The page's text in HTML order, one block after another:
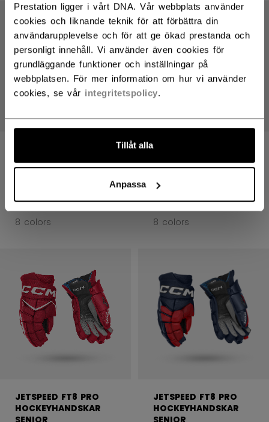
Prestation ligger i vårt DNA. Vår webbplats använder
cookies och liknande teknik för att förbättra din
användarupplevelse och för att ge ökad prestanda och
personligt innehåll. Vi använder även cookies för
grundläggande funktioner och inställningar på
webbplatsen. För mer information om hur vi använder
cookies, se vår integritetspolicy.
Tillåt alla
Anpassa
HOCKEYHANDSKAR
SENIOR
2499,00 kr
8 colors
JETSPEED FT8 PRO
HOCKEYHANDSKAR
SENIOR
2499,00 kr
8 colors
JETSPEED FT8 PRO
HOCKEYHANDSKAR
JETSPEED FT8 PRO
HOCKEYHANDSKAR